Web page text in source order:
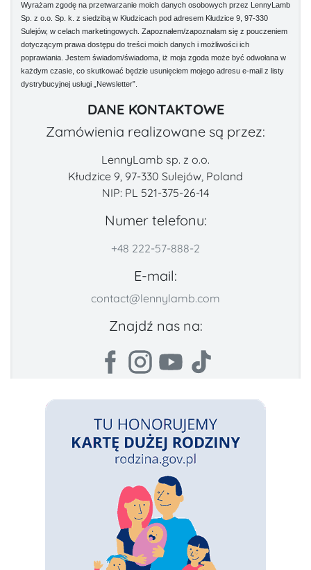
Wyrażam zgodę na przetwarzanie moich danych osobowych przez LennyLamb
Sp. z o.o. Sp. k. z siedzibą w Kłudzicach pod adresem Kłudzice 9, 97-330
Sulejów, w celach marketingowych. Zapoznałem/zapoznałam się z pouczeniem
dotyczącym prawa dostępu do treści moich danych i możliwości ich
poprawiania. Jestem świadom/świadoma, iż moja zgoda może być odwołana w
każdym czasie, co skutkować będzie usunięciem mojego adresu e-mail z listy
dystrybucyjnej usługi „Newsletter”.
DANE KONTAKTOWE
Zamówienia realizowane są przez:
LennyLamb sp. z o.o.
Kłudzice 9, 97-330 Sulejów, Poland
NIP: PL 521-375-26-14
Numer telefonu:
+48 222-57-888-2
E-mail:
contact@lennylamb.com
Znajdź nas na: